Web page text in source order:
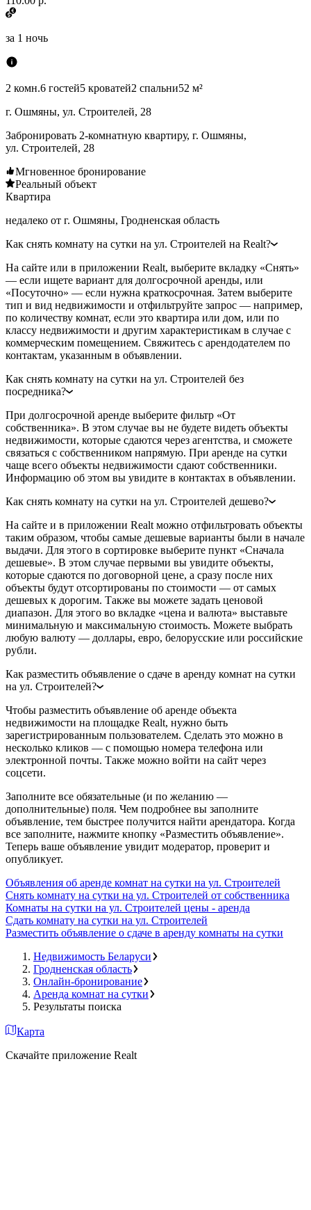
за 1 ночь
2 комн.6 гостей5 кроватей2 спальни52 м²
г. Ошмяны, ул. Строителей, 28
Забронировать 2-комнатную квартиру, г. Ошмяны,
ул. Строителей, 28
Мгновенное бронирование
Реальный объект
Квартира
недалеко от г. Ошмяны, Гродненская область
Как снять комнату на сутки на ул. Строителей на Realt?
На сайте или в приложении Realt, выберите вкладку «Снять»
— если ищете вариант для долгосрочной аренды, или
«Посуточно» — если нужна краткосрочная. Затем выберите
тип и вид недвижимости и отфильтруйте запрос — например,
по количеству комнат, если это квартира или дом, или по
классу недвижимости и другим характеристикам в случае с
коммерческим помещением. Свяжитесь с арендодателем по
контактам, указанным в объявлении.
Как снять комнату на сутки на ул. Строителей без
посредника?
При долгосрочной аренде выберите фильтр «От
собственника». В этом случае вы не будете видеть объекты
недвижимости, которые сдаются через агентства, и сможете
связаться с собственником напрямую. При аренде на сутки
чаще всего объекты недвижимости сдают собственники.
Информацию об этом вы увидите в контактах в объявлении.
Как снять комнату на сутки на ул. Строителей дешево?
На сайте и в приложении Realt можно отфильтровать объекты
таким образом, чтобы самые дешевые варианты были в начале
выдачи. Для этого в сортировке выберите пункт «Сначала
дешевые». В этом случае первыми вы увидите объекты,
которые сдаются по договорной цене, а сразу после них
объекты будут отсортированы по стоимости — от самых
дешевых к дорогим. Также вы можете задать ценовой
диапазон. Для этого во вкладке «цена и валюта» выставьте
минимальную и максимальную стоимость. Можете выбрать
любую валюту — доллары, евро, белорусские или российские
рубли.
Как разместить объявление о сдаче в аренду комнат на сутки
на ул. Строителей?
Чтобы разместить объявление об аренде объекта
недвижимости на площадке Realt, нужно быть
зарегистрированным пользователем. Сделать это можно в
несколько кликов — с помощью номера телефона или
электронной почты. Также можно войти на сайт через
соцсети.
Заполните все обязательные (и по желанию —
дополнительные) поля. Чем подробнее вы заполните
объявление, тем быстрее получится найти арендатора. Когда
все заполните, нажмите кнопку «Разместить объявление».
Теперь ваше объявление увидит модератор, проверит и
опубликует.
Объявления об аренде комнат на сутки на ул. Строителей
Снять комнату на сутки на ул. Строителей от собственника
Комнаты на сутки на ул. Строителей цены - аренда
Сдать комнату на сутки на ул. Строителей
Разместить объявление о сдаче в аренду комнаты на сутки
Недвижимость Беларуси
Гродненская область
Онлайн-бронирование
Аренда комнат на сутки
Результаты поиска
Карта
Скачайте приложение Realt